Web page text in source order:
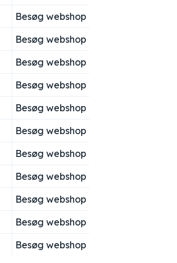
Besøg webshop
Besøg webshop
Besøg webshop
Besøg webshop
Besøg webshop
Besøg webshop
Besøg webshop
Besøg webshop
Besøg webshop
Besøg webshop
Besøg webshop